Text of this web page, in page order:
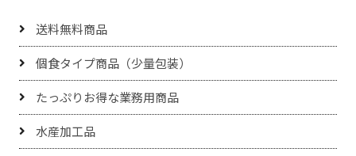
送料無料商品
個食タイプ商品（少量包装）
たっぷりお得な業務用商品
水産加工品